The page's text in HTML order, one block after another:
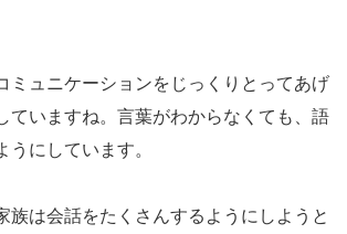
ミュニケーションをじっくりとってあげ
ていますね。言葉がわからなくても、語
にしています。
族は会話をたくさんするようにしようと